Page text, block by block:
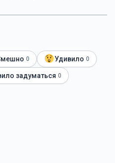
0 Удивило 0
задуматься 0